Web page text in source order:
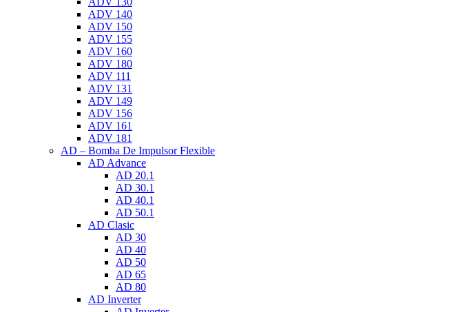
ADV 140
ADV 150
ADV 155
ADV 160
ADV 180
ADV 111
ADV 131
ADV 149
ADV 156
ADV 161
ADV 181
AD – Bomba De Impulsor Flexible
AD Advance
AD 20.1
AD 30.1
AD 40.1
AD 50.1
AD Clasic
AD 30
AD 40
AD 50
AD 65
AD 80
AD Inverter